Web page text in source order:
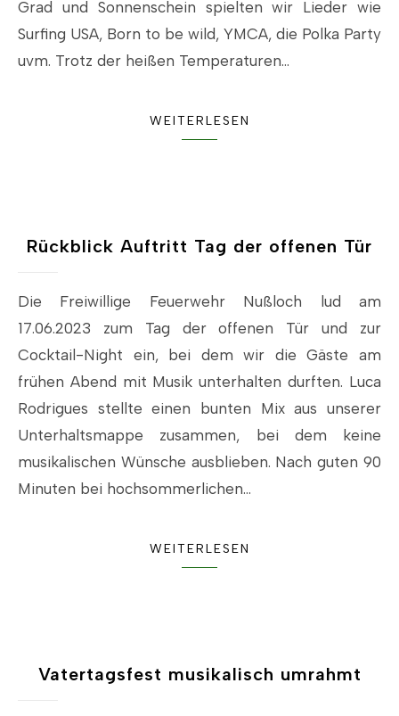
Grad und Sonnenschein spielten wir Lieder wie
Surfing USA, Born to be wild, YMCA, die Polka Party
uvm. Trotz der heißen Temperaturen…
WEITERLESEN
Rückblick Auftritt Tag der offenen Tür
Die Freiwillige Feuerwehr Nußloch lud am
17.06.2023 zum Tag der offenen Tür und zur
Cocktail-Night ein, bei dem wir die Gäste am
frühen Abend mit Musik unterhalten durften. Luca
Rodrigues stellte einen bunten Mix aus unserer
Unterhaltsmappe zusammen, bei dem keine
musikalischen Wünsche ausblieben. Nach guten 90
Minuten bei hochsommerlichen…
WEITERLESEN
Vatertagsfest musikalisch umrahmt